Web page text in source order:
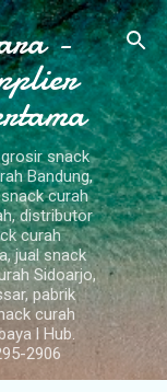
-
snack
Bandung,
curah
distributor
curah
jual snack
Sidoarjo,
pabrik
curah
l Hub.
2906